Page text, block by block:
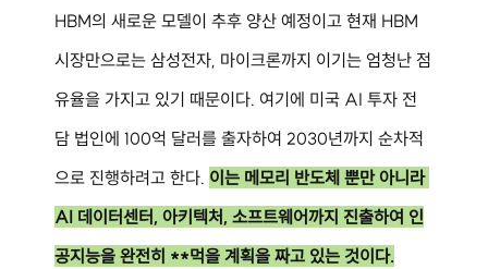
HBM의 새로운 모델이 추후 양산 예정이고 현재 HBM
시장만으로는 삼성전자, 마이크론까지 이기는 엄청난 점
유율을 가지고 있기 때문이다. 여기에 미국 AI 투자 전
담 법인에 100억 달러를 출자하여 2030년까지 순차적
으로 진행하려고 한다. 이는 메모리 반도체 뿐만 아니라
AI 데이터센터, 아키텍처, 소프트웨어까지 진출하여 인
공지능을 완전히 **먹을 계획을 짜고 있는 것이다.